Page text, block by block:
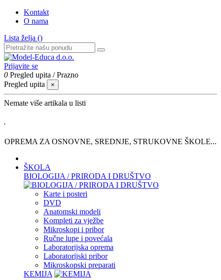
Kontakt
O nama
Lista želja ()
Prijavite se
0 Pregled upita /Prazno
Pregled upita
×
Nemate više artikala u listi
.
OPREMA ZA OSNOVNE, SREDNJE, STRUKOVNE ŠKOLE...
ŠKOLA
BIOLOGIJA / PRIRODA I DRUŠTVO
Karte i posteri
DVD
Anatomski modeli
Kompleti za vježbe
Mikroskopi i pribor
Ručne lupe i povećala
Laboratorijska oprema
Laboratorijski pribor
Mikroskopski preparati
KEMIJA